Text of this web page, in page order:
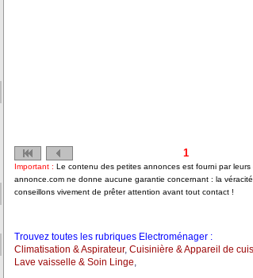
1
Important : Le contenu des petites annonces est fourni par
annonce.com ne donne aucune garantie concernant : la
conseillons vivement de prêter attention avant tout contact !
Trouvez toutes les rubriques Electroménager :
Climatisation & Aspirateur, Cuisinière & Appareil de
Lave vaisselle & Soin Linge,